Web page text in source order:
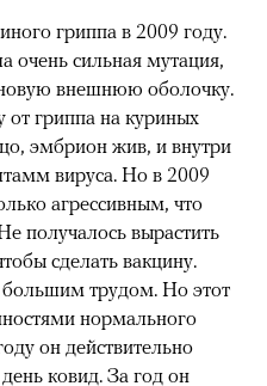
гриппа в 2009 году.
сильная мутация,
внешнюю оболочку.
гриппа на куриных
эмбрион жив, и внутри
вируса. Но в 2009
агрессивным, что
получалось вырастить
сделать вакцину.
трудом. Но этот
нормального
он действительно
ковид. За год он